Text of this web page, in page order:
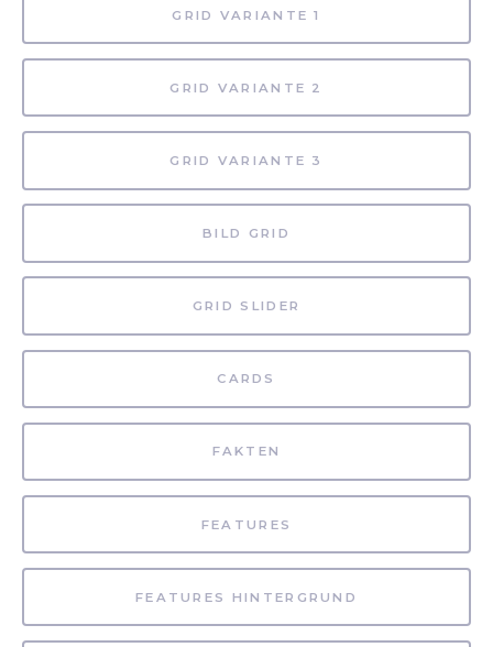
GRID VARIANTE 1
GRID VARIANTE 2
GRID VARIANTE 3
BILD GRID
GRID SLIDER
CARDS
FAKTEN
FEATURES
FEATURES HINTERGRUND